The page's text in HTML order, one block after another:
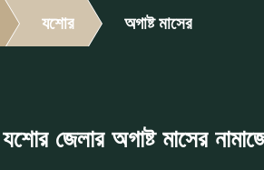
যশোর অগাষ্ট মাসের
যশোর জেলার অগাষ্ট মাসের